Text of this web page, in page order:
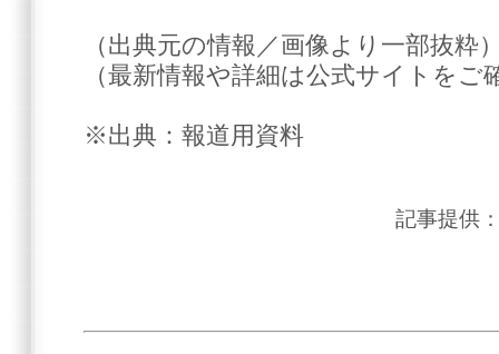
（出典元の情報／画像より一部抜粋
（最新情報や詳細は公式サイトをご
※出典：報道用資料
記事提供